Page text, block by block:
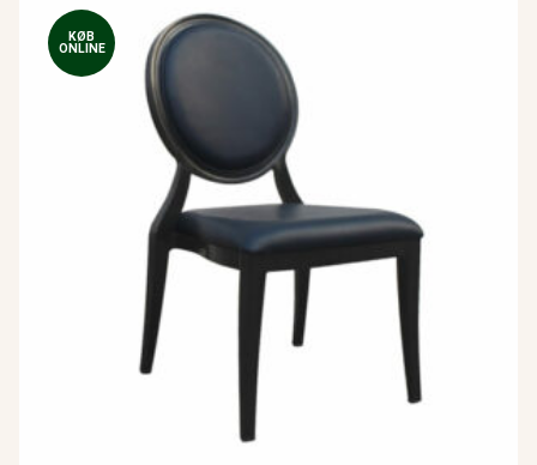
KØB
ONLINE